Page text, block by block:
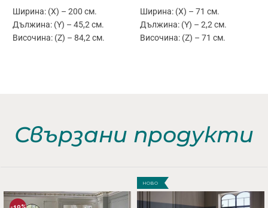
Ширина: (X) – 200 см.
Дължина: (Y) – 45,2 см.
Височина: (Z) – 84,2 см.
Ширина: (X) – 71 см.
Дължина: (Y) – 2,2 см.
Височина: (Z) – 71 см.
Свързани продукти
-10%
НОВО